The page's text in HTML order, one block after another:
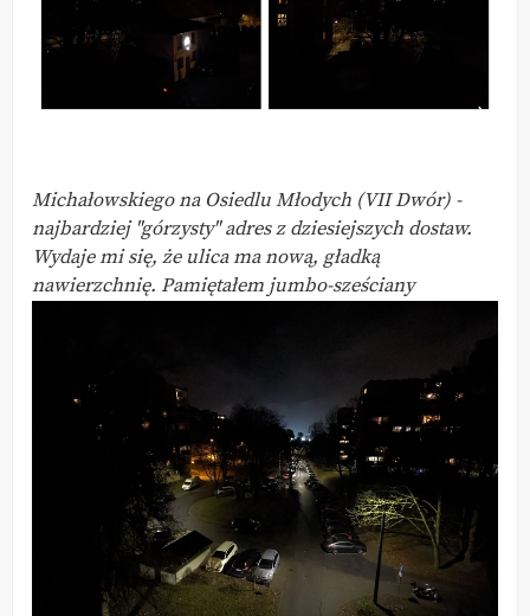
Michałowskiego na Osiedlu Młodych (VII Dwór) -
najbardziej "górzysty" adres z dziesiejszych dostaw.
Wydaje mi się, że ulica ma nową, gładką
nawierzchnię. Pamiętałem jumbo-sześciany